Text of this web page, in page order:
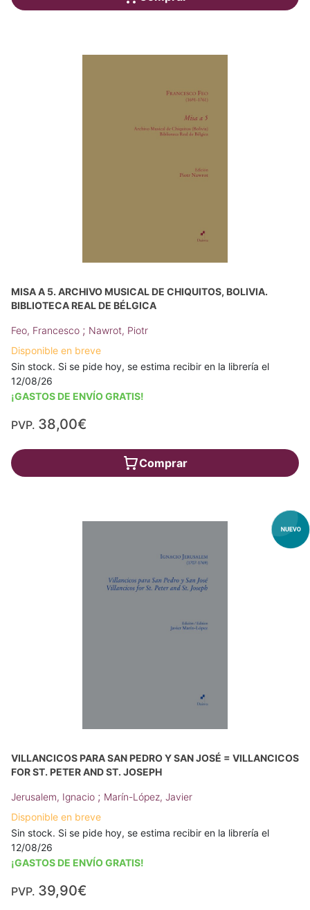
MISA A 5. ARCHIVO MUSICAL DE CHIQUITOS, BOLIVIA.
BIBLIOTECA REAL DE BÉLGICA
Feo, Francesco ; Nawrot, Piotr
Disponible en breve
Sin stock. Si se pide hoy, se estima recibir en la librería el
12/08/26
¡GASTOS DE ENVÍO GRATIS!
PVP. 38,00€
Comprar
VILLANCICOS PARA SAN PEDRO Y SAN JOSÉ = VILLANCICOS
FOR ST. PETER AND ST. JOSEPH
Jerusalem, Ignacio ; Marín-López, Javier
Disponible en breve
Sin stock. Si se pide hoy, se estima recibir en la librería el
12/08/26
¡GASTOS DE ENVÍO GRATIS!
PVP. 39,90€